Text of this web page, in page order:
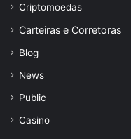
Criptomoedas
Carteiras e Corretoras
Blog
News
Public
Casino